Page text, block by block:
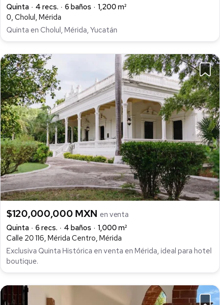
Quinta
4 recs. 6 baños
1,200 m²
0, Cholul, Mérida
Quinta en Cholul, Mérida, Yucatán
$120,000,000 MXN en venta
Quinta
6 recs. 4 baños
1,000 m²
Calle 20 116, Mérida Centro, Mérida
Exclusiva Quinta Histórica en venta en Mérida, ideal para hotel
boutique.